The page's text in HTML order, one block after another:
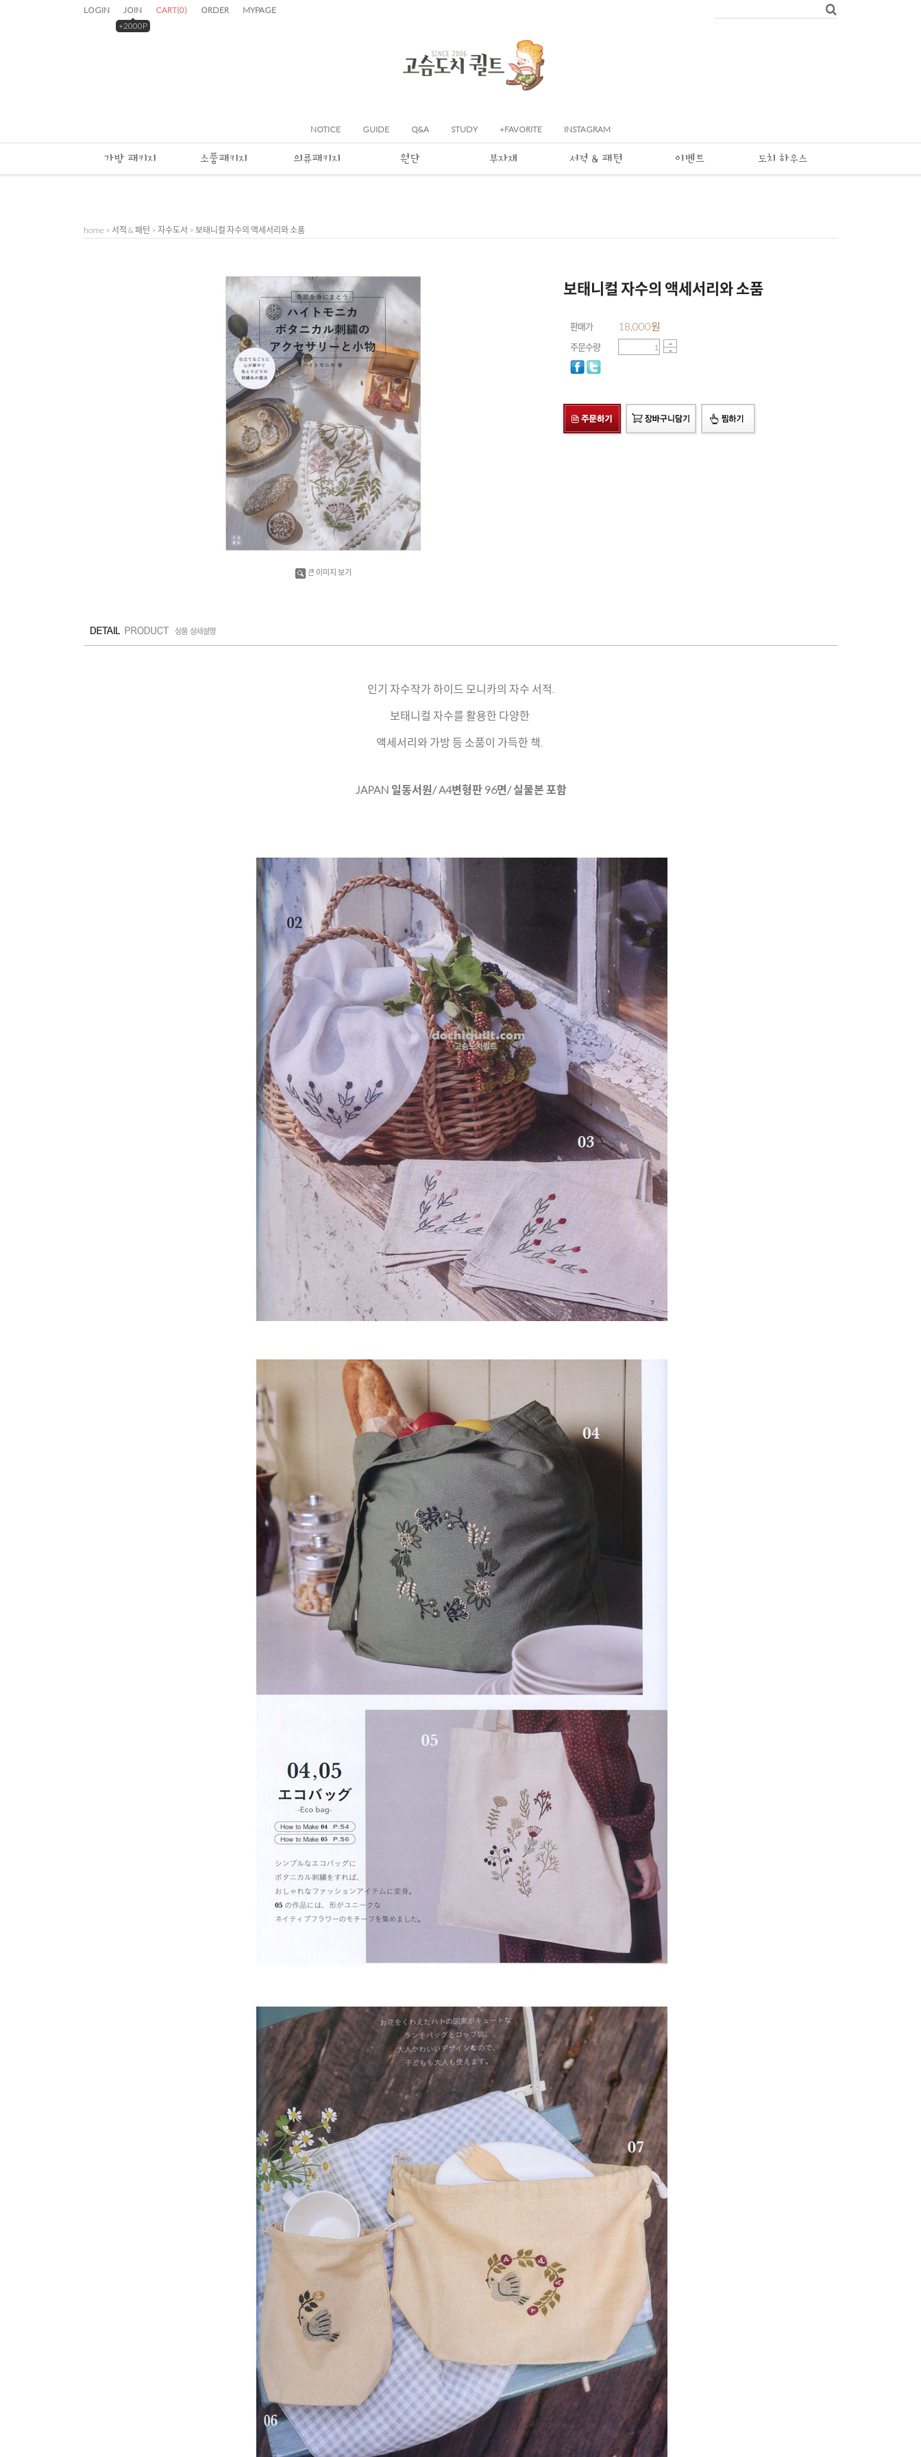
LOGIN
JOIN
+2000P
CART(0) ORDER MYPAGE
NOTICE GUIDE Q&A STUDY +FAVORITE INSTAGRAM
가방 패키지 소품패키지 의류패키지 원단 부자재 서적 & 패턴 이벤트 도치 하우스
home > 서적 & 패턴 > 자수도서 > 보태니컬 자수의 액세서리와 소품
큰 이미지 보기
보태니컬 자수의 액세서리와 소품
판매가 18,000원
주문수량
인기 자수작가 하이드 모니카의 자수 서적.
보태니컬 자수를 활용한 다양한
액세서리와 가방 등 소품이 가득한 책.
JAPAN 일동서원/ A4변형판 96면/ 실물본 포함